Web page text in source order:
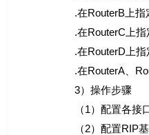
.在RouterB上指定使能
.在RouterC上指定使
.在RouterD上指定使
.在RouterA、RouterB
3）操作步骤
（1）配置各接口的
（2）配置RIP基本